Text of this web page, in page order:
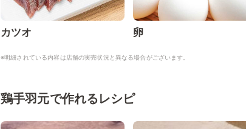
カツオ 卵
※明細されている内容は店舗の実売状況と異なる場合がございます。
鶏手羽元で作れるレシピ